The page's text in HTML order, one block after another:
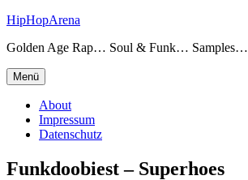
Zum
springen
HipHopArena
Golden Age Rap… Soul & Funk… Samples…
Menü
About
Impressum
Datenschutz
Funkdoobiest – Superhoes